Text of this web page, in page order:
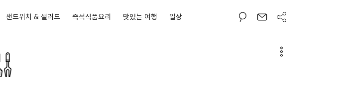
샌드위치 & 샐러드 즉석식품요리 맛있는 여행 일상